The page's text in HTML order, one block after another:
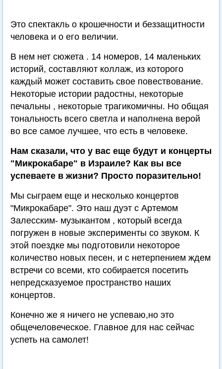
Это спектакль о крошечности и беззащитности
человека и о его величии.
В нем нет сюжета . 14 номеров, 14 маленьких
историй, составляют коллаж, из которого
каждый может составить свое повествование.
Некоторые истории радостны, некоторые
печальны , некоторые трагикомичны. Но общая
тональность всего светла и наполнена верой
во все самое лучшее, что есть в человеке.
Нам сказали, что у вас еще будут и концерты
"Микрокабаре" в Израиле? Как вы все
успеваете в жизни? Просто поразительно!
Мы сыграем еще и несколько концертов
"Микрокабаре". Это наш дуэт с Артемом
Залесским- музыкантом , который всегда
погружен в новые эксперименты со звуком. К
этой поездке мы подготовили некоторое
количество новых песен, и с нетерпением ждем
встречи со всеми, кто собирается посетить
непредсказуемое пространство наших
концертов.
Конечно же я ничего не успеваю,но это
общечеловеческое. Главное для нас сейчас
успеть на самолет!